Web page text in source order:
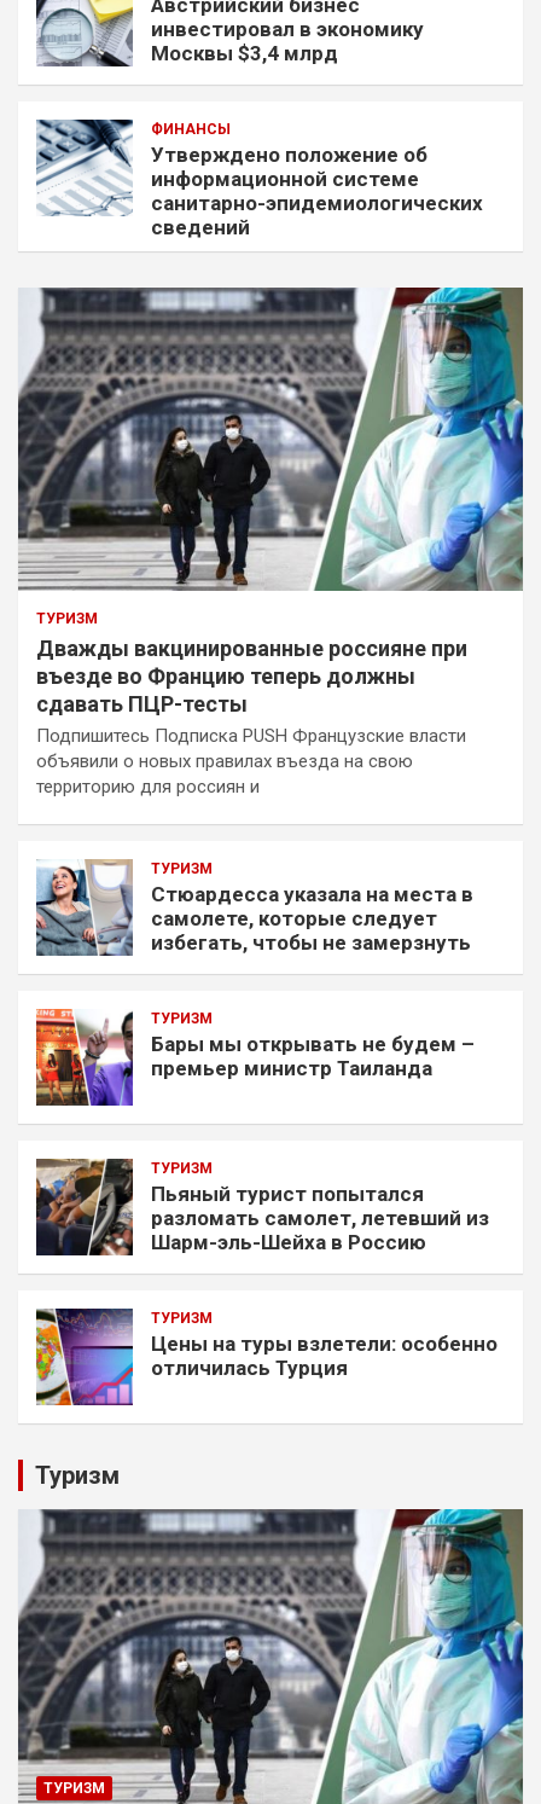
Австрийский бизнес
инвестировал в экономику
Москвы $3,4 млрд
ФИНАНСЫ
Утверждено положение об
информационной системе
санитарно-эпидемиологических
сведений
ТУРИЗМ
Дважды вакцинированные россияне при
въезде во Францию теперь должны
сдавать ПЦР-тесты
Подпишитесь Подписка PUSH Французские власти
объявили о новых правилах въезда на свою
территорию для россиян и
ТУРИЗМ
Стюардесса указала на места в
самолете, которые следует
избегать, чтобы не замерзнуть
ТУРИЗМ
Бары мы открывать не будем –
премьер министр Таиланда
ТУРИЗМ
Пьяный турист попытался
разломать самолет, летевший из
Шарм-эль-Шейха в Россию
ТУРИЗМ
Цены на туры взлетели: особенно
отличилась Турция
Туризм
ТУРИЗМ